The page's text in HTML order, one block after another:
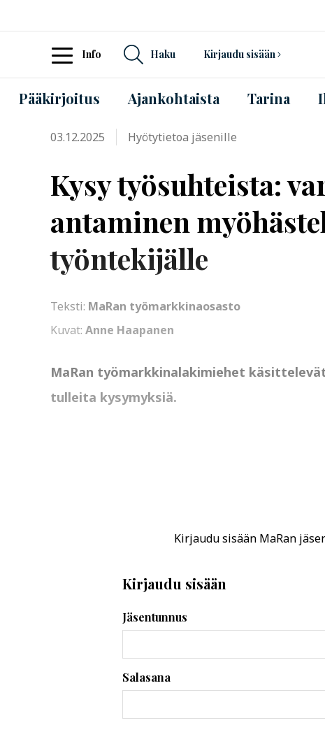
Info Haku Kirjaudu sisään
Pääkirjoitus Ajankohtaista Tarina
03.12.2025 Hyötytietoa jäsenille
Kysy työsuhteista:
antaminen
työntekijälle
Teksti: MaRan työmarkkinaosasto
Kuvat: Anne Haapanen
MaRan työmarkkinalakimiehet
tulleita kysymyksiä.
Kirjaudu sisään MaRan
Kirjaudu sisään
Jäsentunnus
Salasana